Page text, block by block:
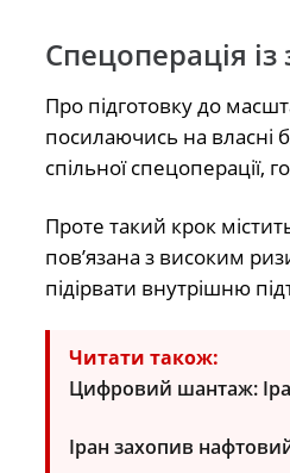
Спецоперація
Про підготовку до
посилаючись на власні
спільної спецоперації,
Проте такий крок
пов’язана з високим
підірвати внутрішню
Читати також:
Цифровий шантаж:
Іран захопив